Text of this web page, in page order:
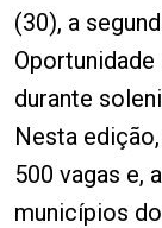
(30), a
durante
Nesta
500 vagas e,
municípios